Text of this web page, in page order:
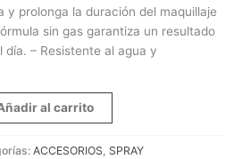
y prolonga la duración del maquillaje
sin gas garantiza un resultado
– Resistente al agua y
al carrito
ACCESORIOS, SPRAY